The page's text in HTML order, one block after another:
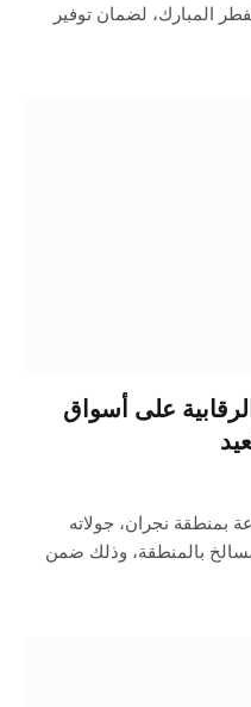
المبارك، لضمان توفير
على أسواق
بمنطقة نجران، جولاته
بالمنطقة، وذلك ضمن